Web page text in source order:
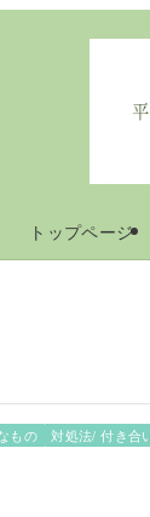
トップページ
もの 対処法/ 付き合